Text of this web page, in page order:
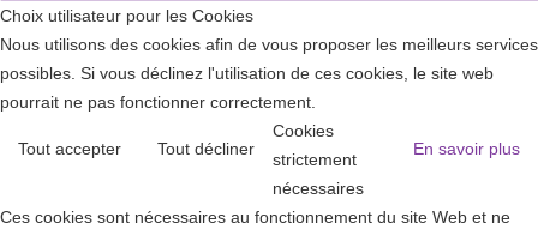
Choix utilisateur pour les Cookies
Nous utilisons des cookies afin de vous proposer les meilleurs services
possibles. Si vous déclinez l'utilisation de ces cookies, le site web
pourrait ne pas fonctionner correctement.
Tout accepter Tout décliner En savoir plus
Cookies
strictement
nécessaires
Ces cookies sont nécessaires au fonctionnement du site Web et ne